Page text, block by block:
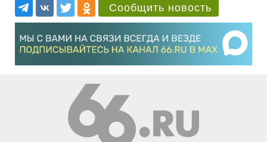
Сообщить новость